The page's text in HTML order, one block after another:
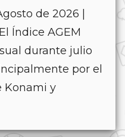
de 2026 |
Índice AGEM
durante julio
por el
Konami y